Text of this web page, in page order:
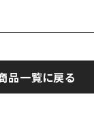
品一覧に戻る